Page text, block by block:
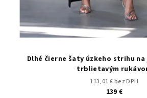
Dlhé čierne šaty úzkeho strihu
trblietavým
113,01 € bez DPH
139 €